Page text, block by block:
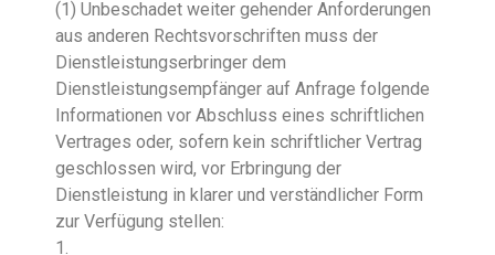
(1) Unbeschadet weiter gehender Anforderungen
aus anderen Rechtsvorschriften muss der
Dienstleistungserbringer dem
Dienstleistungsempfänger auf Anfrage folgende
Informationen vor Abschluss eines schriftlichen
Vertrages oder, sofern kein schriftlicher Vertrag
geschlossen wird, vor Erbringung der
Dienstleistung in klarer und verständlicher Form
zur Verfügung stellen:
1.